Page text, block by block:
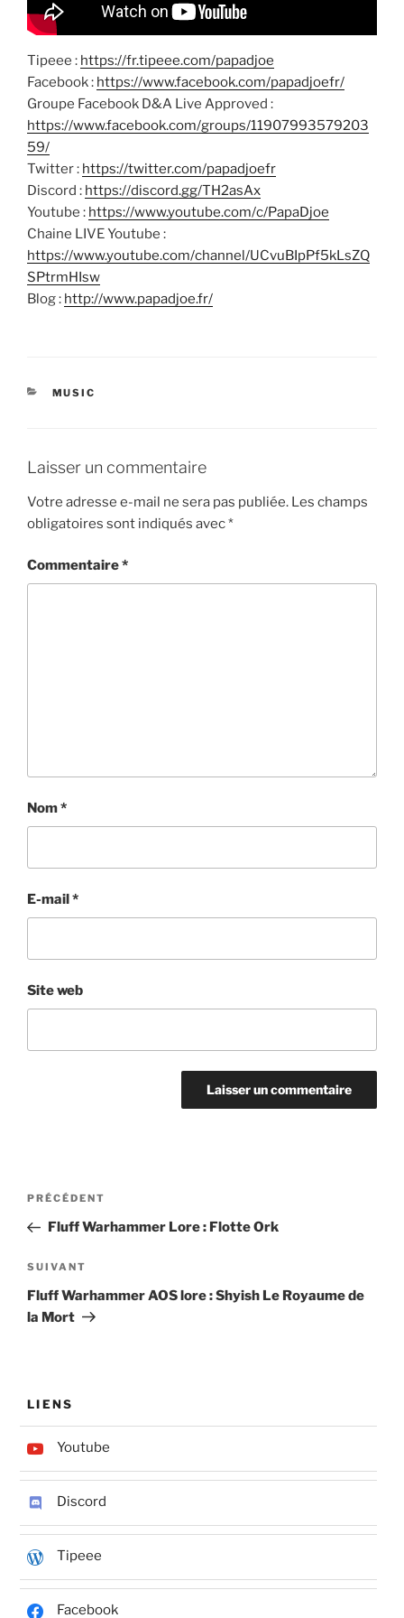
Tipeee : https://fr.tipeee.com/papadjoe
Facebook : https://www.facebook.com/papadjoefr/
Groupe Facebook D&A Live Approved :
https://www.facebook.com/groups/11907993579203
59/
Twitter : https://twitter.com/papadjoefr
Discord : https://discord.gg/TH2asAx
Youtube : https://www.youtube.com/c/PapaDjoe
Chaine LIVE Youtube :
https://www.youtube.com/channel/UCvuBIpPf5kLsZQ
SPtrmHIsw
Blog : http://www.papadjoe.fr/
CATÉGORIES
MUSIC
Laisser un commentaire
Votre adresse e-mail ne sera pas publiée. Les champs
obligatoires sont indiqués avec*
Commentaire*
Nom*
E-mail*
Site web
Navigation
l’article
Article
précédent
PRÉCÉDENT
Fluff Warhammer Lore : Flotte Ork
Article
suivant
SUIVANT
Fluff Warhammer AOS lore : Shyish Le Royaume de
la Mort
LIENS
Youtube
Discord
Tipeee
Facebook